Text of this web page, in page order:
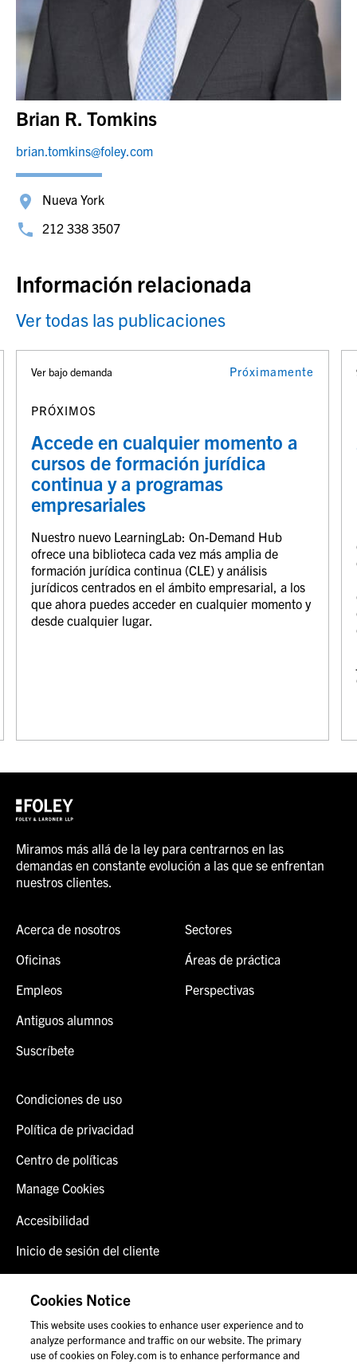
Brian R. Tomkins
brian.tomkins@foley.com
Nueva York
212 338 3507
Información relacionada
Ver todas las publicaciones
Ver bajo demanda Próximamente
PRÓXIMOS
Accede en cualquier momento a
cursos de formación jurídica
continua y a programas
empresariales
Nuestro nuevo LearningLab: On-Demand Hub
ofrece una biblioteca cada vez más amplia de
formación jurídica continua (CLE) y análisis
jurídicos centrados en el ámbito empresarial, a los
que ahora puedes acceder en cualquier momento y
desde cualquier lugar.
Miramos más allá de la ley para centrarnos en las
demandas en constante evolución a las que se enfrentan
nuestros clientes.
Acerca de nosotros
Oficinas
Empleos
Antiguos alumnos
Suscríbete
Sectores
Áreas de práctica
Perspectivas
Condiciones de uso
Política de privacidad
Centro de políticas
Manage Cookies
Accesibilidad
Inicio de sesión del cliente
Contáctenos
Cookies Notice
This website uses cookies to enhance user experience and to
analyze performance and traffic on our website. The primary
use of cookies on Foley.com is to enhance performance and